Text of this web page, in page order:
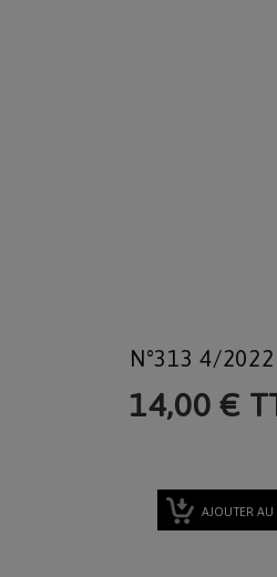
N°313 4/
14,00 €
AJOUTER AU